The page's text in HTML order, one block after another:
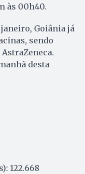
às 00h40.
Goiânia já
sendo
AstraZeneca.
desta
122.668